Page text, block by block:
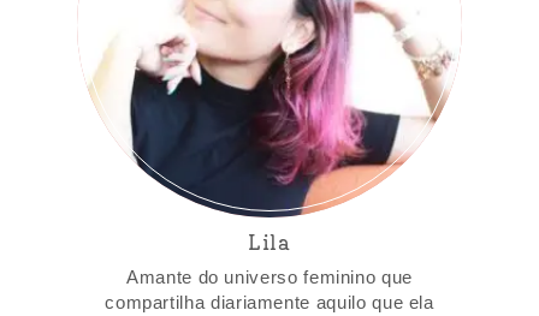
Lila
Amante do universo feminino que
compartilha diariamente aquilo que ela